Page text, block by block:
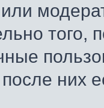
них